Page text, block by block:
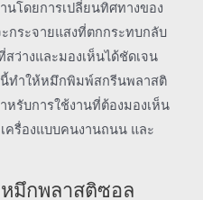
โดยการเปลี่ยนทิศทางของ
กระจายแสงที่ตกกระทบกลับ
สว่างและมองเห็นได้ชัดเจน
ทำให้หมึกพิมพ์สกรีนพลาสติ
หรับการใช้งานที่ต้องมองเห็น
ครื่องแบบคนงานถนน และ
มึกพลาสติซอล